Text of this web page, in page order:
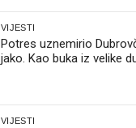
VIJESTI
Potres uznemirio
jako. Kao buka iz velike
VIJESTI